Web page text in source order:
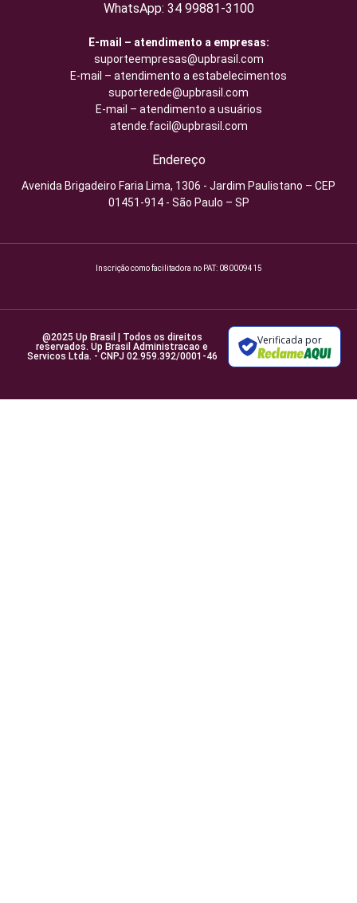
WhatsApp: 34 99881-3100
E-mail – atendimento a empresas:
suporteempresas@upbrasil.com
E-mail – atendimento a estabelecimentos
suporterede@upbrasil.com
E-mail – atendimento a usuários
atende.facil@upbrasil.com
Endereço
Avenida Brigadeiro Faria Lima, 1306 - Jardim Paulistano – CEP
01451-914 - São Paulo – SP
Inscrição como facilitadora no PAT: 080009415
@2025 Up Brasil | Todos os direitos
reservados. Up Brasil Administracao e
Servicos Ltda. - CNPJ 02.959.392/0001-46
Verificada por